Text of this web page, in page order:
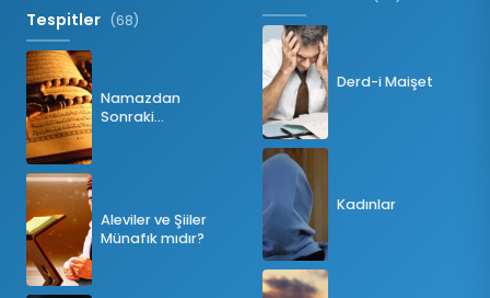
Tespitler (68)
Namazdan
Sonraki
Aleviler ve Şiiler
Münafık mıdır?
Derd-i Maişet
Kadınlar